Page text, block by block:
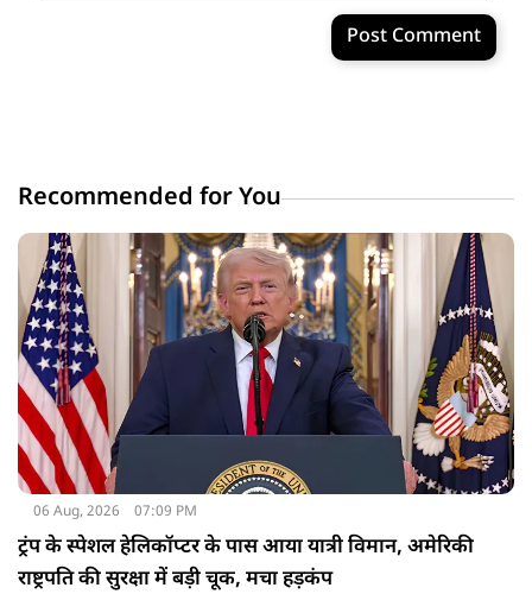
Post Comment
Recommended for You
06 Aug, 2026 07:09 PM
ट्रंप के स्पेशल हेलिकॉप्टर के पास आया यात्री विमान, अमेरिकी
राष्ट्रपति की सुरक्षा में बड़ी चूक, मचा हड़कंप